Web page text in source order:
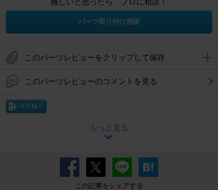
パーツ取り付け相談
このパーツレビューをクリップして保存
このパーツレビューのコメントを見る
イイね！
もっと見る
この記事をシェアする